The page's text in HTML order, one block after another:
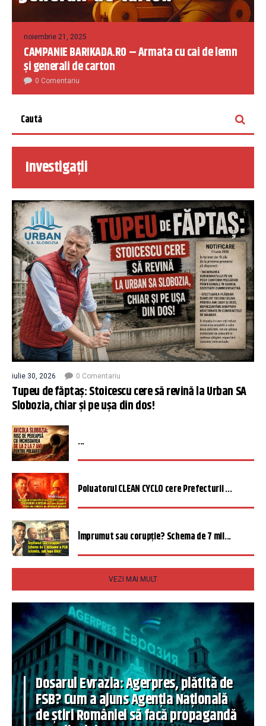
noiembrie 21, 2025
CAMPANIE BARIKADA.RO – Armata cu cai de lemn
și generali de carton
0 Comentariu
Investigații
iulie 30, 2026 0 Comentariu
Tupeu de făptaș: Stoicescu cere să revină la Urban SA
Slobozia, chiar și pe ușa din dos!
...
Poluatorul CLEAN CYCLO cere Prefecturii ...
Împrumut sau corupție? Schema de 7 mil...
VEZI MAI MULT
Dosarul Evrazia: Agerpres, plătită de
FSB? Cum a ajuns Agenția Națională
de știri României să facă propagandă